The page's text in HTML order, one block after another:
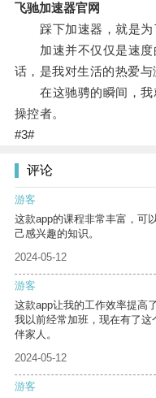
飞驰加速器官网
踩下加速器，就是为
加速并不仅仅是速度
话，是我对生活的热爱与
在这驰骋的瞬间，我
操控者。
#3#
评论
游客
这款app的课程非常丰富，可
己感兴趣的知识。
2024-05-12
游客
这款app让我的工作效率提高
我以前经常加班，现在有了
伴家人。
2024-05-12
游客